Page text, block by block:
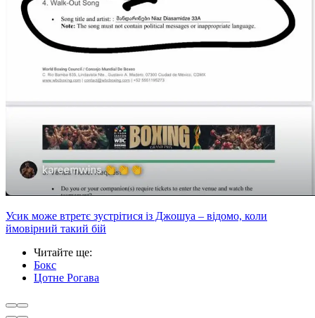
Усик може втретє зустрітися із Джошуа – відомо, коли
ймовірний такий бій
Читайте ще:
Бокс
Цотне Рогава